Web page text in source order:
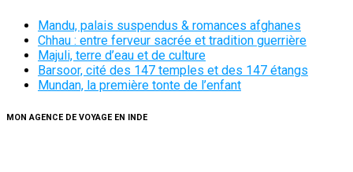
Mandu, palais suspendus & romances afghanes
Chhau : entre ferveur sacrée et tradition guerrière
Majuli, terre d’eau et de culture
Barsoor, cité des 147 temples et des 147 étangs
Mundan, la première tonte de l’enfant
MON AGENCE DE VOYAGE EN INDE